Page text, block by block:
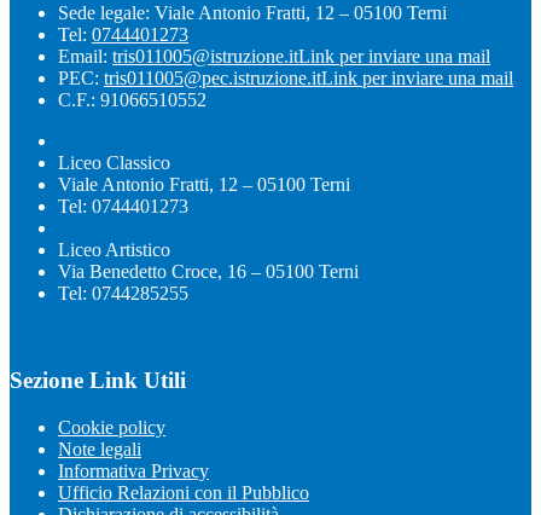
Sede legale: Viale Antonio Fratti, 12 – 05100 Terni
Tel: 0744401273
Email: tris011005@istruzione.itLink per inviare una mail
PEC: tris011005@pec.istruzione.itLink per inviare una mail
C.F.: 91066510552
Liceo Classico
Viale Antonio Fratti, 12 – 05100 Terni
Tel: 0744401273
Liceo Artistico
Via Benedetto Croce, 16 – 05100 Terni
Tel: 0744285255
Sezione Link Utili
Cookie policy
Note legali
Informativa Privacy
Ufficio Relazioni con il Pubblico